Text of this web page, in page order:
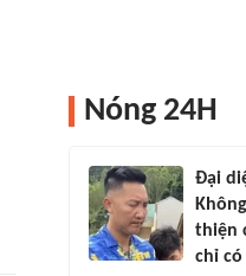
Nóng 24H
Đại
thiện
chỉ